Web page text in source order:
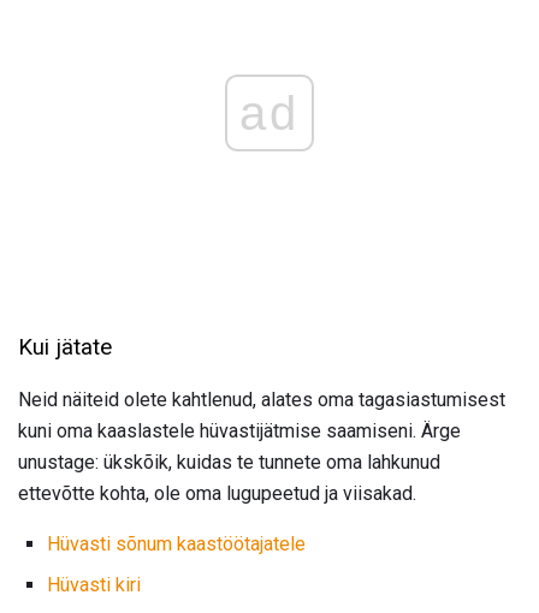
ad
Kui jätate
Neid näiteid olete kahtlenud, alates oma tagasiastumisest
kuni oma kaaslastele hüvastijätmise saamiseni. Ärge
unustage: ükskõik, kuidas te tunnete oma lahkunud
ettevõtte kohta, ole oma lugupeetud ja viisakad.
Hüvasti sõnum kaastöötajatele
Hüvasti kiri